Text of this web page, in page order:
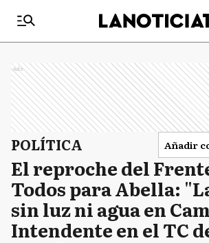
Ads
POLÍTICA Añadir
El reproche del
Todos para Abella:
sin luz ni agua en
Intendente en el TC